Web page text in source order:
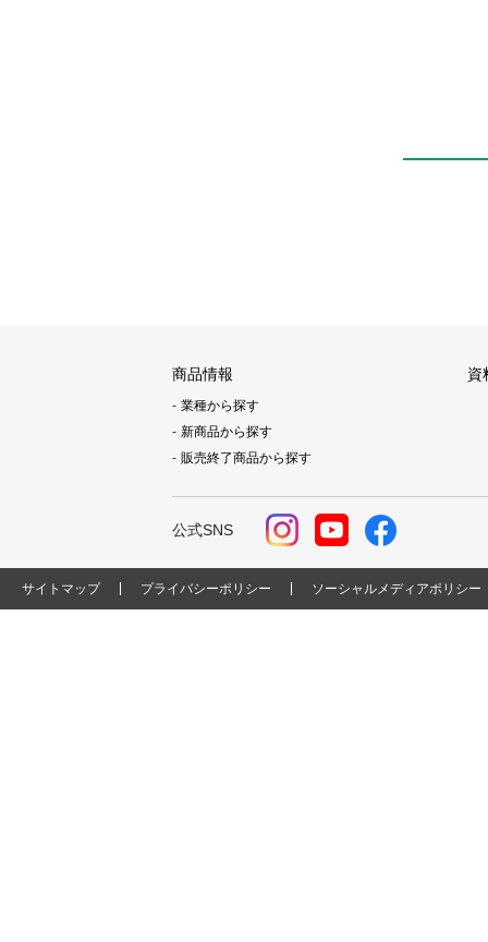
商品情報
業種から探す
新商品から探す
販売終了商品から探す
資
公式SNS
サイトマップ プライバシーポリシー ソーシャルメディアポリシー